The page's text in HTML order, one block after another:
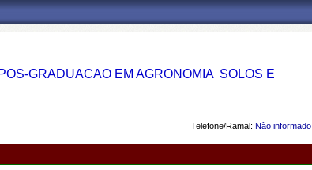
GRADUACAO EM AGRONOMIA  SOLOS E
Telefone/Ramal: Não informado